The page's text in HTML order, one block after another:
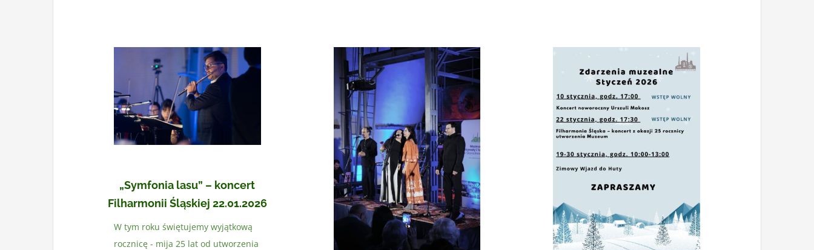
„Symfonia lasu” – koncert
Filharmonii Śląskiej 22.01.2026
W tym roku świętujemy wyjątkową
rocznicę - mija 25 lat od utworzenia